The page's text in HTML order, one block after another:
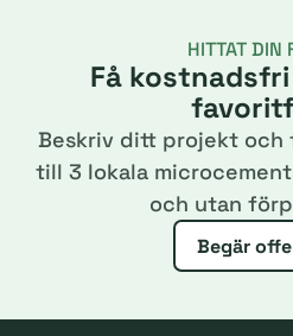
HITTAT DIN
Få
Beskriv ditt projekt
till 3 lokala
och utan
Begär